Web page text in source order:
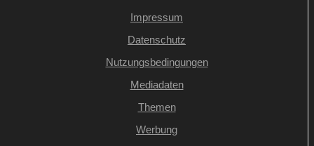
Impressum
Datenschutz
Nutzungsbedingungen
Mediadaten
Themen
Werbung